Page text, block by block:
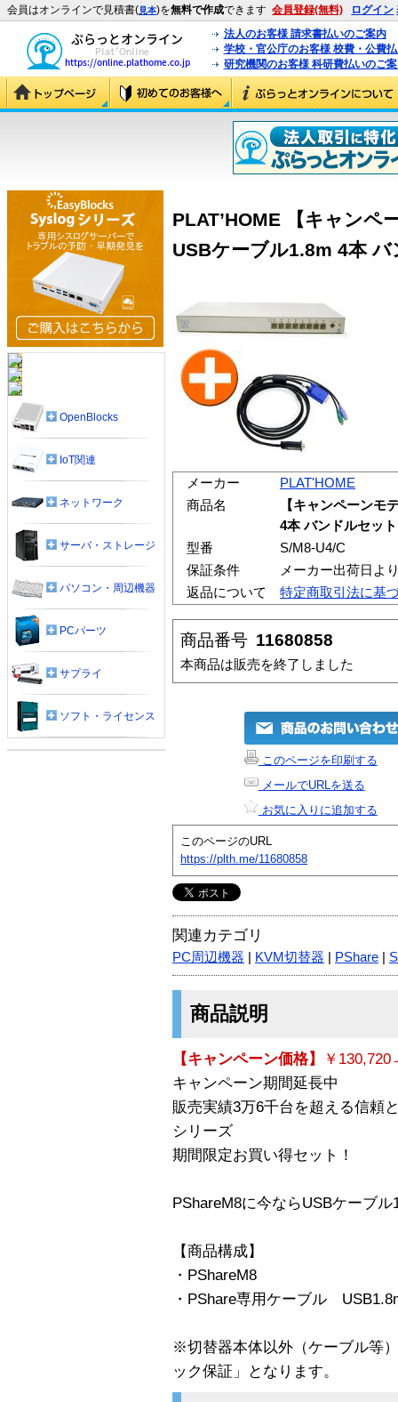
会員はオンラインで見積書(見本)を無料で作成できます 会員登録(無料) ログイン
法人のお客様 請求書払いのご案内
学校・官公庁のお客様 校費・公費
研究機関のお客様 科研費払いのご
PLAT’HOME 【キャンペ
USBケーブル1.8m 4本
メーカー
PLAT'HOME
商品名
【キャンペーンモ
4本 バンドルセット
型番
S/M8-U4/C
保証条件
メーカー出荷日よ
返品について
特定商取引法に基
商品番号 11680858
本商品は販売を終了しました
このページを印刷する
メールでURLを送る
お気に入りに追加する
このページのURL
https://plth.me/11680858
関連カテゴリ
PC周辺機器 KVM切替器 PShare
商品説明
【キャンペーン価格】
￥
キャンペーン期間延長中
販売実績3万6千台を超える信頼
シリーズ
期間限定お買い得セット！
PShareM8に今ならUSBケーブ
【商品構成】
・PShareM8
・PShare専用ケーブル
※切替器本体以外（ケーブル等
ック保証」となります。
OpenBlocks
IoT関連
ネットワーク
サーバ・ストレージ
パソコン・周辺機器
PCパーツ
サプライ
ソフト・ライセンス